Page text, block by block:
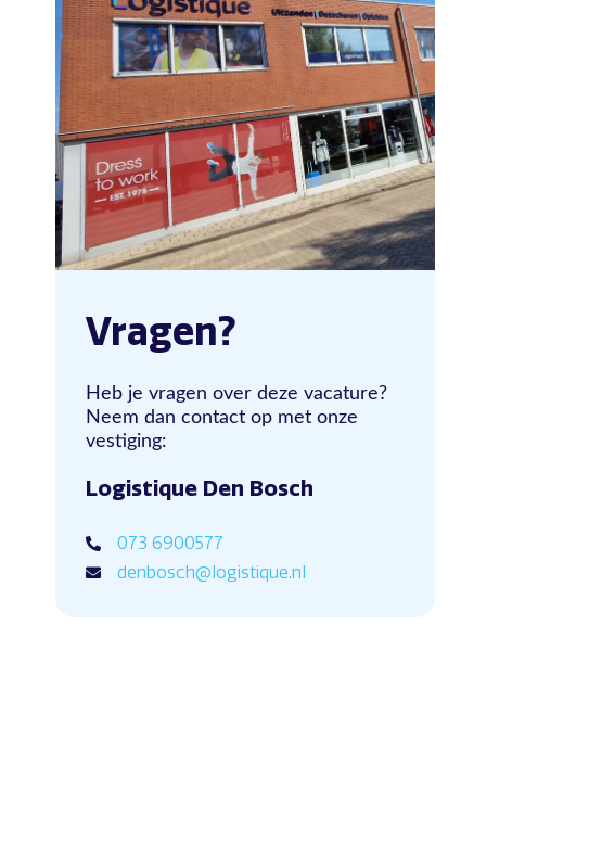
Vragen?
Heb je vragen over deze vacature?
Neem dan contact op met onze
vestiging:
Logistique Den Bosch
073 6900577
denbosch@logistique.nl